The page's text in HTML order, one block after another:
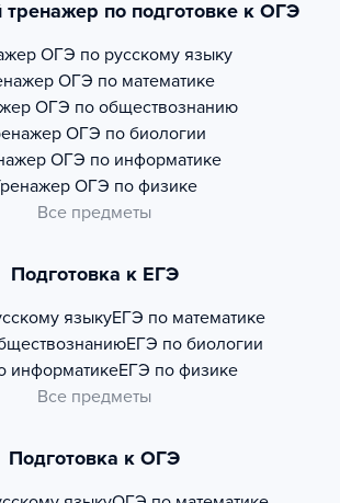
тренажер по подготовке к ОГЭ
ОГЭ по русскому языку
ОГЭ по математике
ОГЭ по обществознанию
ОГЭ по биологии
ОГЭ по информатике
ОГЭ по физике
Все предметы
Подготовка к ЕГЭ
языкуЕГЭ по математике
ЕГЭ по биологии
информатикеЕГЭ по физике
Все предметы
Подготовка к ОГЭ